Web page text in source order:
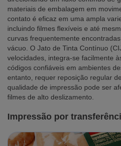
materiais de embalagem em
contato é eficaz em uma ampla
incluindo filmes flexíveis e até
curvas frequentemente
vácuo. O Jato de Tinta Contínuo
velocidades, integra-se facilmente
códigos confiáveis em ambientes
entanto, requer reposição regular
qualidade de impressão pode ser
filmes de alto deslizamento.
Impressão por